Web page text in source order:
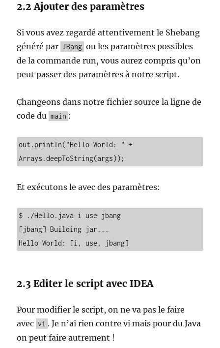
2.2 Ajouter des paramètres
Si vous avez regardé attentivement le Shebang
généré par JBang ou les paramètres possibles
de la commande run, vous aurez compris qu’on
peut passer des paramètres à notre script.
Changeons dans notre fichier source la ligne de
code du main :
out.println("Hello World: " +
Arrays.deepToString(args));
Et exécutons le avec des paramètres:
$ ./Hello.java i use jbang
[jbang] Building jar...
Hello World: [i, use, jbang]
2.3 Editer le script avec IDEA
Pour modifier le script, on ne va pas le faire
avec vi . Je n’ai rien contre vi mais pour du Java
on peut faire autrement !